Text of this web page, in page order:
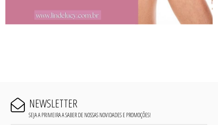
NEWSLETTER
SEJA A PRIMEIRA A SABER DE NOSSAS NOVIDADES E PROMOÇÕES!